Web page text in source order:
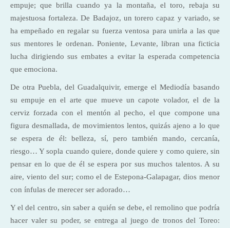
empuje; que brilla cuando ya la montaña, el toro, rebaja su
majestuosa fortaleza. De Badajoz, un torero capaz y variado, se
ha empeñado en regalar su fuerza ventosa para unirla a las que
sus mentores le ordenan. Poniente, Levante, libran una ficticia
lucha dirigiendo sus embates a evitar la esperada competencia
que emociona.
De otra Puebla, del Guadalquivir, emerge el Mediodía basando
su empuje en el arte que mueve un capote volador, el de la
cerviz forzada con el mentón al pecho, el que compone una
figura desmallada, de movimientos lentos, quizás ajeno a lo que
se espera de él: belleza, sí, pero también mando, cercanía,
riesgo… Y sopla cuando quiere, donde quiere y como quiere, sin
pensar en lo que de él se espera por sus muchos talentos. A su
aire, viento del sur; como el de Estepona-Galapagar, dios menor
con ínfulas de merecer ser adorado…
Y el del centro, sin saber a quién se debe, el remolino que podría
hacer valer su poder, se entrega al juego de tronos del Toreo: